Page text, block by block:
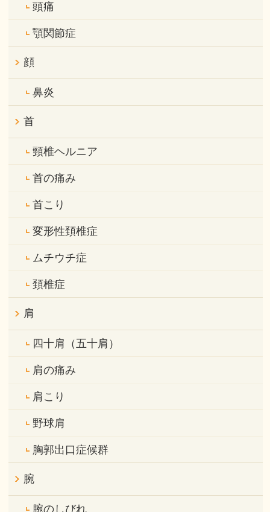
頭痛
顎関節症
顔
鼻炎
首
頸椎ヘルニア
首の痛み
首こり
変形性頚椎症
ムチウチ症
頚椎症
肩
四十肩（五十肩）
肩の痛み
肩こり
野球肩
胸郭出口症候群
腕
腕のしびれ